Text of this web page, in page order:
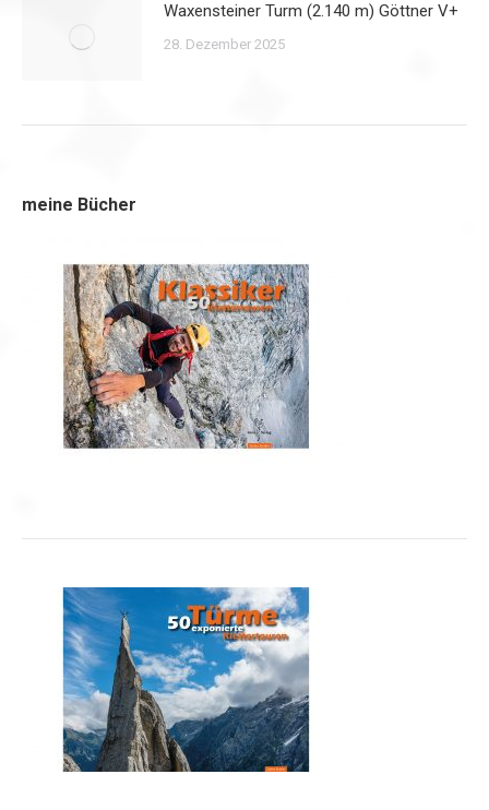
Waxensteiner Turm (2.140 m) Göttner V+
28. Dezember 2025
meine Bücher